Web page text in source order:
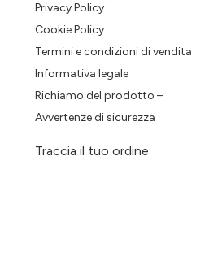
Privacy Policy
Cookie Policy
Termini e condizioni di vendita
Informativa legale
Richiamo del prodotto –
Avvertenze di sicurezza
Traccia il tuo ordine